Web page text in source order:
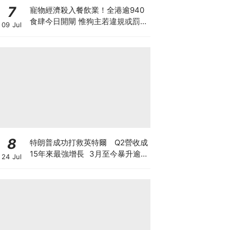
7
09 Jul
寵物經濟殺入餐飲業！全港逾940
食肆今日開閘 惟狗主若違規或罰款
8
24 Jul
特朗普成功打救英特爾 Q2營收成
15年來最強增長 3月至今暴升逾2